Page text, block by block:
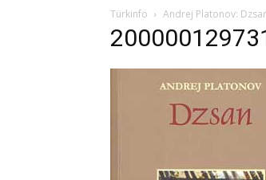
Türkinfo Andrej Platonov: